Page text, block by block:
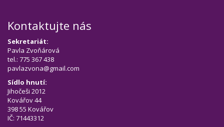
Kontaktujte nás
Sekretariát:
Pavla Zvoňárová
tel.: 775 367 438
pavlazvona@gmail.com
Sídlo hnutí:
Jihočeši 2012
Kovářov 44
398 55 Kovářov
IČ: 71443312